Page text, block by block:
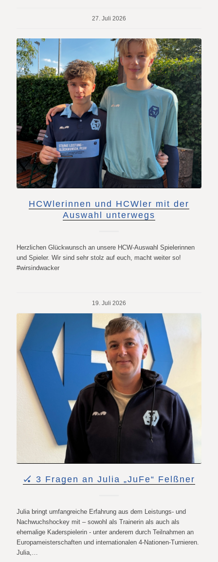
27. Juli 2026
HCWlerinnen und HCWler mit der
Auswahl unterwegs
Herzlichen Glückwunsch an unsere HCW-Auswahl Spielerinnen
und Spieler. Wir sind sehr stolz auf euch, macht weiter so!
#wirsindwacker
19. Juli 2026
🏑 3 Fragen an Julia „JuFe“ Felßner
Julia bringt umfangreiche Erfahrung aus dem Leistungs- und
Nachwuchshockey mit – sowohl als Trainerin als auch als
ehemalige Kaderspielerin - unter anderem durch Teilnahmen an
Europameisterschaften und internationalen 4-Nationen-Turnieren.
Julia,…